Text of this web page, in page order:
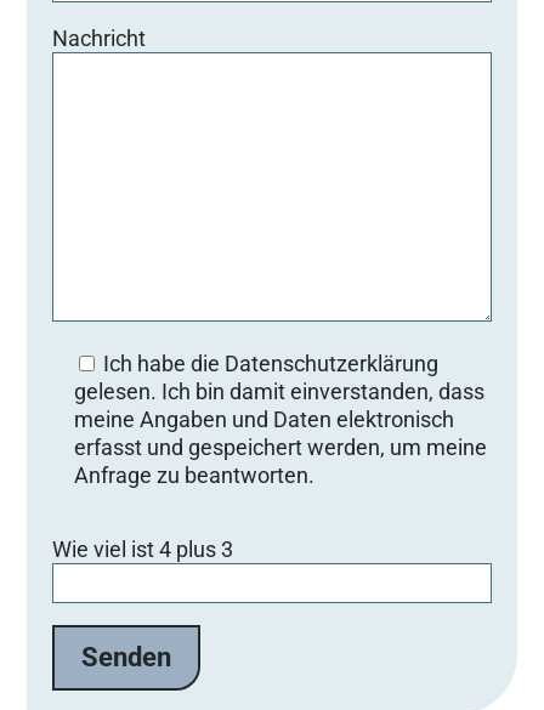
Nachricht
Ich habe die Datenschutzerklärung
gelesen. Ich bin damit einverstanden, dass
meine Angaben und Daten elektronisch
erfasst und gespeichert werden, um meine
Anfrage zu beantworten.
i
t
a
Wie viel ist 4 plus 3